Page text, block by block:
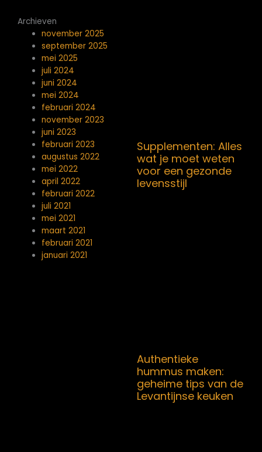
Archieven
november 2025
september 2025
mei 2025
juli 2024
juni 2024
mei 2024
februari 2024
november 2023
juni 2023
februari 2023
augustus 2022
mei 2022
april 2022
februari 2022
juli 2021
mei 2021
maart 2021
februari 2021
januari 2021
Supplementen: Alles
wat je moet weten
voor een gezonde
levensstijl
Authentieke
hummus maken:
geheime tips van de
Levantijnse keuken